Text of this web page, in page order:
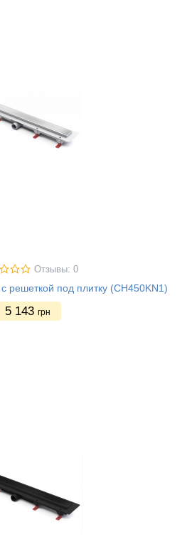
Отзывы: 0
решеткой под плитку (CH450KN1)
5 143 грн